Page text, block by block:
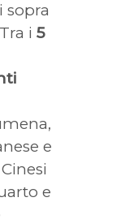
sopra
i 5
e
e